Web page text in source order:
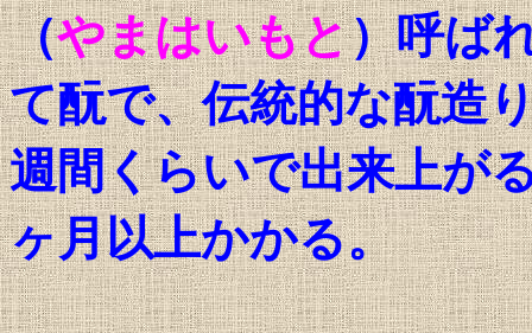
（やまはいもと）呼ば
て酛で、伝統的な酛造
週間くらいで出来上が
ヶ月以上かかる。